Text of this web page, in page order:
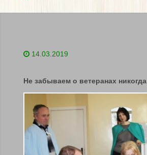
14.03.2019
Не забываем о ветеранах никогда